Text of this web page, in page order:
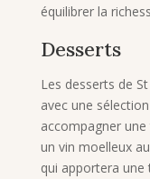
équilibrer la
Desserts
Les desserts de
avec une
accompagner
un vin moelleux
qui apportera une